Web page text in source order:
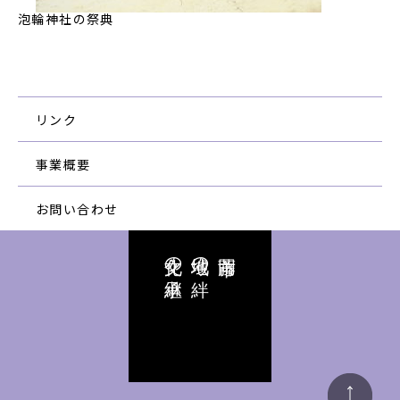
泡輪神社の祭典
リンク
事業概要
お問い合わせ
地域の絆
文化の継承